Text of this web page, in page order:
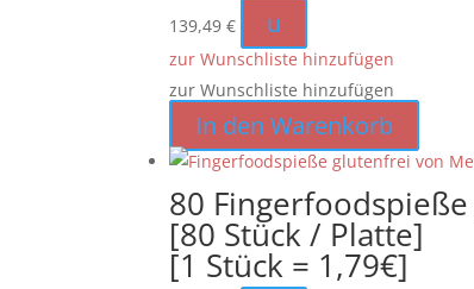
139,49€ u
zur Wunschliste hinzufügen
zur Wunschliste hinzufügen
In den Warenkorb
80
[80 Stück / Platte]
[1 Stück = 1,79€]